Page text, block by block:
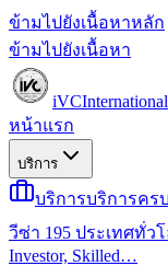
ข้ามไปยังเนื้อหาหลัก
ข้ามไปยังเนื้อหา
iVC
หน้าแรก
บริการ
บริการบริการคร
วีซ่า 195 ประเทศทั่ว
Investor, Skilled…